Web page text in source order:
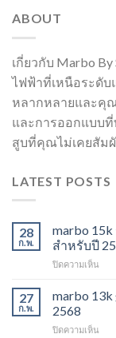
ABOUT
เกี่ยวกับ Marbo
ไฟฟ้าที่เหนือระดับ
หลากหลายและคุ
และการออกแบบ
สูบที่คุณไม่เคยสัม
LATEST POSTS
28
ก.พ.
marbo
สำหรับปี
ปิดความเห็น
15k
ราค
พอต
27
ก.พ.
marbo
2568
ปิดความเห็น